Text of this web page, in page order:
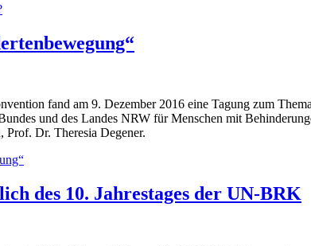
fand am 9. Dezember 2016 eine Tagung zum
und des Landes NRW für Menschen mit
Prof. Dr. Theresia Degener.
des 10. Jahrestages der UN-BRK